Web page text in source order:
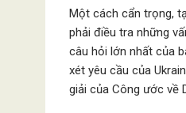
Một cách cẩn trọng,
phải điều tra những
câu hỏi lớn nhất của
xét yêu cầu của
giải của Công ước về